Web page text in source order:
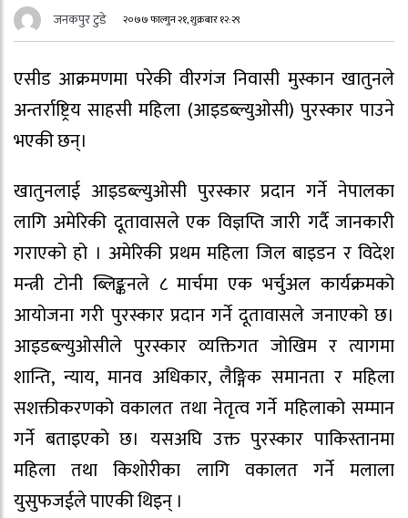
जनकपुर टुडे २०७७ फाल्गुन २१, शुक्रबार १२:२९
एसीड आक्रमणमा परेकी वीरगंज निवासी मुस्कान खातुनले
अन्तर्राष्ट्रिय साहसी महिला (आइडब्ल्युओसी) पुरस्कार पाउने
भएकी छन्।
खातुनलाई आइडब्ल्युओसी पुरस्कार प्रदान गर्ने नेपालका
लागि अमेरिकी दूतावासले एक विज्ञप्ति जारी गर्दै जानकारी
गराएको हो । अमेरिकी प्रथम महिला जिल बाइडन र विदेश
मन्त्री टोनी ब्लिङ्कनले ८ मार्चमा एक भर्चुअल कार्यक्रमको
आयोजना गरी पुरस्कार प्रदान गर्ने दूतावासले जनाएको छ।
आइडब्ल्युओसीले पुरस्कार व्यक्तिगत जोखिम र त्यागमा
शान्ति, न्याय, मानव अधिकार, लैङ्गिक समानता र महिला
सशक्तीकरणको वकालत तथा नेतृत्व गर्ने महिलाको सम्मान
गर्ने बताइएको छ। यसअघि उक्त पुरस्कार पाकिस्तानमा
महिला तथा किशोरीका लागि वकालत गर्ने मलाला
युसुफजईले पाएकी थिइन् ।